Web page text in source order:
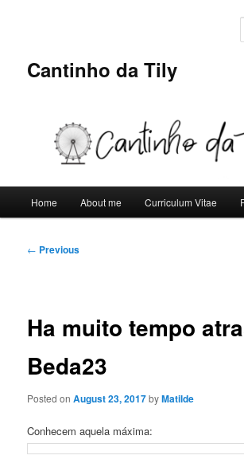
Cantinho da Tily
Home About me Curriculum Vitae
Post
← Previous
Ha muito tempo
Beda23
Posted onAugust 23, 2017byMatilde
Conhecem aquela máxima: